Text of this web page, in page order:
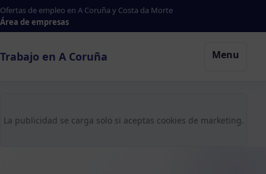
Ofertas de empleo en A Coruña y Costa da Morte
Área de empresas
Trabajo en A Coruña Menu
La publicidad se carga solo si aceptas cookies de marketing.